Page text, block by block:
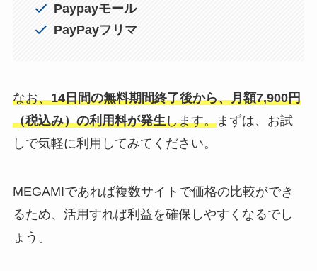
Paypayモール
PayPayフリマ
なお、14日間の無料期間終了後から、月額7,900円
（税込み）の利用料が発生します。まずは、お試
しで気軽に利用してみてください。
MEGAMIであれば複数サイトで価格の比較ができ
るため、活用すれば利益を確保しやすくなるでし
ょう。